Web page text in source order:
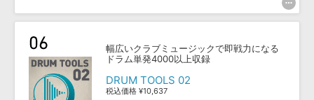
幅広いクラブミュージックで即戦力になる
ドラム単発4000以上収録
DRUM TOOLS 02
税込価格 ¥10,637